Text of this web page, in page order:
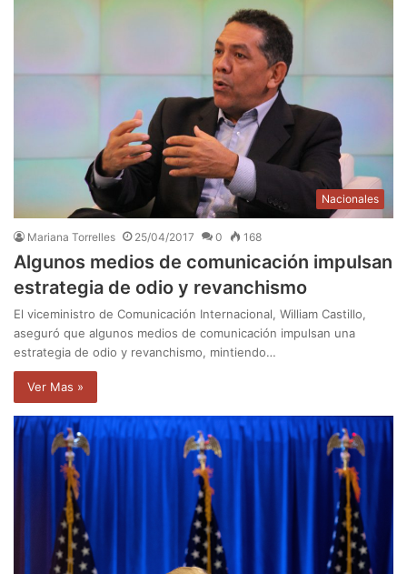
Nacionales
Mariana Torrelles 25/04/2017 0 168
Algunos medios de comunicación impulsan
estrategia de odio y revanchismo
El viceministro de Comunicación Internacional, William Castillo,
aseguró que algunos medios de comunicación impulsan una
estrategia de odio y revanchismo, mintiendo…
Ver Mas »